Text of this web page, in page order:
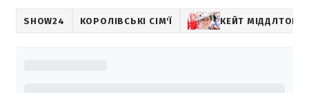
SHOW24 КОРОЛІВСЬКІ СІМ'Ї КЕЙТ МІДДЛТОН